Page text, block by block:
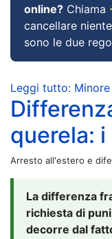
online? Chiama
cancellare
sono le due
Leggi tutto:
querela:
Arresto all'estero e
La differenza
richiesta di
decorre dal